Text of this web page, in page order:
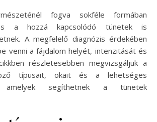
fogva sokféle formában
a hozzá kapcsolódó tünetek is
A megfelelő diagnózis érdekében
venni a fájdalom helyét, intenzitását és
részletesebben megvizsgáljuk a
típusait, okait és a lehetséges
amelyek segíthetnek a tünetek